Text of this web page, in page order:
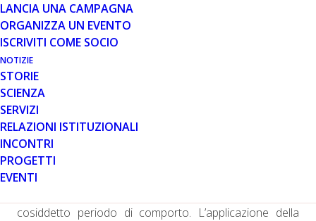
LANCIA UNA CAMPAGNA
ORGANIZZA UN EVENTO
ISCRIVITI COME SOCIO
NOTIZIE
STORIE
SCIENZA
SERVIZI
RELAZIONI ISTITUZIONALI
INCONTRI
PROGETTI
EVENTI
Nelle scorse settimane il Ministero per la
Semplificazione e Pubblica Amministrazione ha
prodotto, e inviato all’ARAN-Agenzia per la
rappresentanza negoziale delle pubbliche
amministrazioni, un Atto di Indirizzo sul tema
assenze e malattie
Assenze per malattia in caso di gravi patologie
richiedenti terapie salvavita
assenze per terapie salvavita per gravi patologie
godono di un trattamento particolare nei contratti
collettivi di lavoro. In linea generale, sono interamente
cosiddetto periodo di comporto. L’applicazione della